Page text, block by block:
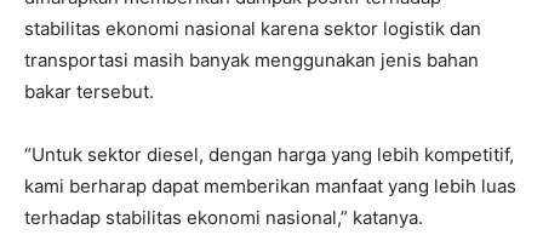
stabilitas ekonomi nasional karena sektor logistik dan
transportasi masih banyak menggunakan jenis bahan
bakar tersebut.
“Untuk sektor diesel, dengan harga yang lebih kompetitif,
kami berharap dapat memberikan manfaat yang lebih luas
terhadap stabilitas ekonomi nasional,” katanya.